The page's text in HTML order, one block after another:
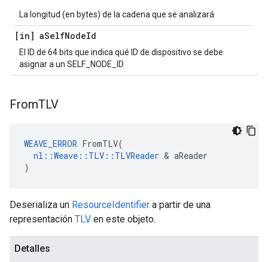
La longitud (en bytes) de la cadena que se analizará
[in] aSelfNodeId
El ID de 64 bits que indica qué ID de dispositivo se debe
asignar a un SELF_NODE_ID
FromTLV
WEAVE_ERROR FromTLV(
nl::Weave::TLV::TLVReader & aReader
)
Deserializa un ResourceIdentifier a partir de una
representación TLV en este objeto.
Detalles